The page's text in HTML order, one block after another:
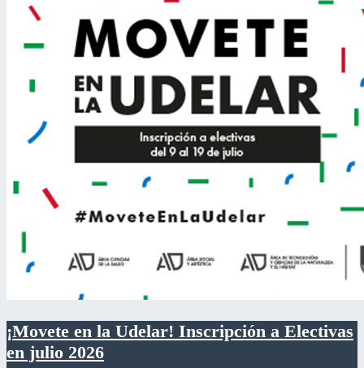
¡Movete en la Udelar! Inscripción a Electivas
en julio 2026